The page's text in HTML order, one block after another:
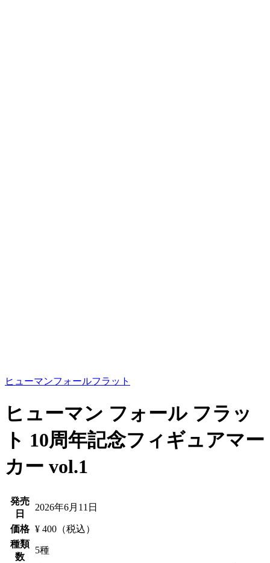
ヒューマンフォールフラット
ヒューマン フォール フラッ
ト 10周年記念フィギュアマー
カー vol.1
発売
日
2026年6月11日
価格 ¥ 400（税込）
種類
数
5種